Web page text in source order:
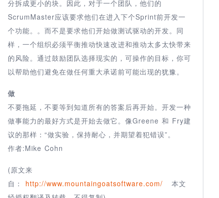
分拆成更小的块。因此，对于一个团队，他们的
ScrumMaster应该要求他们在进入下个Sprint前开发一
个功能。。而不是要求他们开始做测试驱动的开发。同
样，一个组织必须平衡推动快速改进和推动太多太快带来
的风险。通过鼓励团队选择现实的，可操作的目标，你可
以帮助他们避免在做任何重大承诺前可能出现的犹豫。
做
不要拖延，不要等到知道所有的答案后再开始。开发一种
做事能力的最好方式是开始去做它。像Greene 和 Fry建
议的那样：“做实验，保持耐心，并期望着犯错误”。
作者:Mike Cohn
(原文来
自： http://www.mountaingoatsoftware.com/ 本文